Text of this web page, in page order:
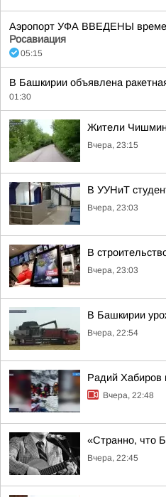
Аэропорт УФА ВВЕДЕНЫ
Росавиация
05:15
В Башкирии объявлена
01:30
Жители
Вчера, 23:15
В УУНиТ
Вчера, 23:03
В
Вчера, 23:03
В Башкирии
Вчера, 22:54
Радий Хабиров
Вчера, 22:48
«Странно, что
Вчера, 22:45